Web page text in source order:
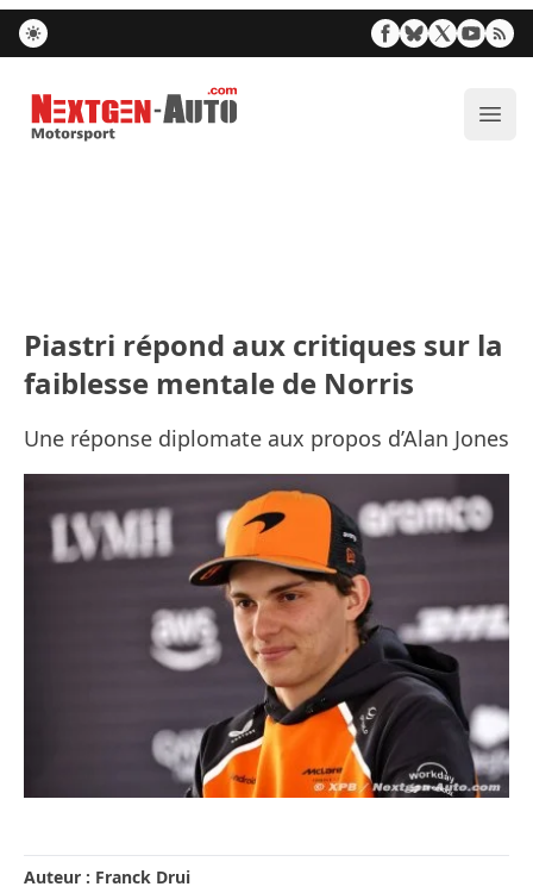
Nextgen-Auto.com
Piastri répond aux critiques sur la
faiblesse mentale de Norris
Une réponse diplomate aux propos d’Alan Jones
Auteur : Franck Drui